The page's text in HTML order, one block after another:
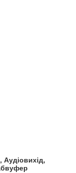
Аудіовихід,